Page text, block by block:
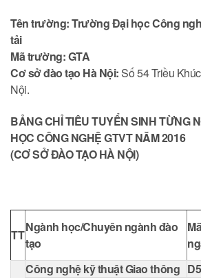
Tên trường: Trường Đại học Công
tải
Mã trường: GTA
Cơ sở đào tạo Hà Nội: Số 54 Triều
Nội.
BẢNG CHỈ TIÊU TUYỂN SINH TỪNG
HỌC CÔNG NGHỆ GTVT NĂM 2016
(CƠ SỞ ĐÀO TẠO HÀ NỘI)
TT
Ngành học/Chuyên ngành đào
tạo
Công nghệ kỹ thuật Giao thông